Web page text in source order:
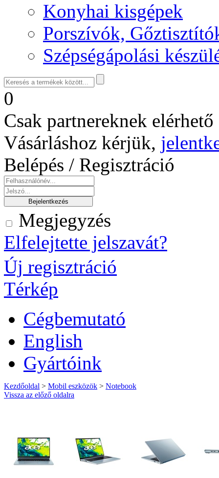
Konyhai kisgépek
Porszívók,
Szépségápolási
0
Csak partnereknek
Vásárláshoz kérjük,
Belépés / Regisztráció
Megjegyzés
Elfelejtette jelszavát?
Új regisztráció
Térkép
Cégbemutató
English
Gyártóink
Kezdőoldal > Mobil eszközök > Notebook
Vissza az előző oldalra